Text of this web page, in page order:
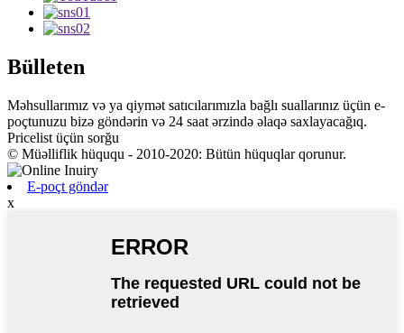
Bülleten
Məhsullarımız və ya qiymət satıcılarımızla bağlı suallarınız üçün e-
poçtunuzu bizə göndərin və 24 saat ərzində əlaqə saxlayacağıq.
Pricelist üçün sorğu
© Müəlliflik hüququ - 2010-2020: Bütün hüquqlar qorunur.
E-poçt göndər
x